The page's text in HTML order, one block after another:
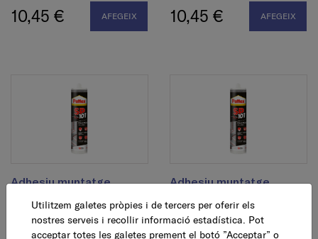
10,45 € AFEGEIX 10,45 € AFEGEIX
Adhesiu muntatge
Adhesiu muntatge
ml
Utilitzem galetes pròpies i de tercers per oferir els
nostres serveis i recollir informació estadística. Pot
acceptar totes les galetes prement el botó ”Acceptar” o